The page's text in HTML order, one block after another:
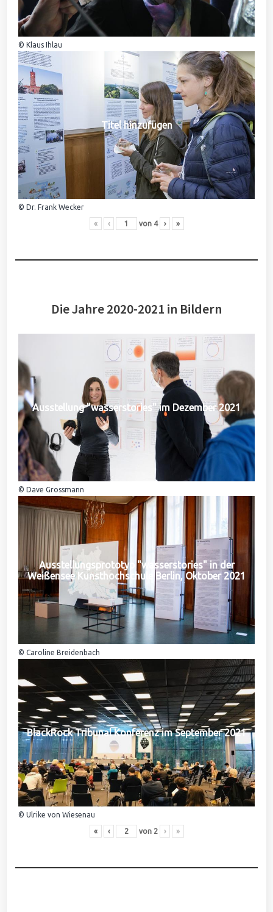
© Klaus Ihlau
Titel hinzufügen
© Dr. Frank Wecker
« ‹ von 4 › »
Die Jahre 2020-2021 in Bildern
Ausstellung "wasserstories" im Dezember 2021
© Dave Grossmann
Ausstellungsprototyp "wasserstories" in der
Weißensee Kunsthochschule Berlin, Oktober 2021
© Caroline Breidenbach
BlackRock Tribunal Konferenz im September 2021
© Ulrike von Wiesenau
« ‹ von 2 › »